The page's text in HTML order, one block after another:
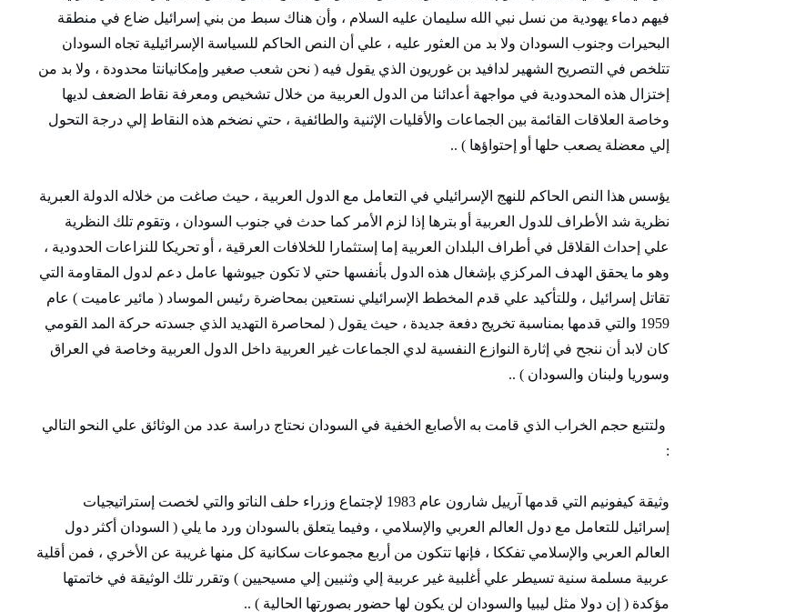
فيهم دماء يهودية من نسل نبي الله سليمان عليه السلام ، وأن هناك سبط من بني إسرائيل ضاع في منطقة
البحيرات وجنوب السودان ولا بد من العثور عليه ، علي أن النص الحاكم للسياسة الإسرائيلية تجاه السودان
تتلخص في التصريح الشهير لدافيد بن غوريون الذي يقول فيه ( نحن شعب صغير وإمكانيانتا محدودة ، ولا بد من
إختزال هذه المحدودية في مواجهة أعدائنا من الدول العربية من خلال تشخيص ومعرفة نقاط الضعف لديها
وخاصة العلاقات القائمة بين الجماعات والأقليات الإثنية والطائفية ، حتي نضخم هذه النقاط إلي درجة التحول
إلي معضلة يصعب حلها أو إحتواؤها ) ..
يؤسس هذا النص الحاكم للنهج الإسرائيلي في التعامل مع الدول العربية ، حيث صاغت من خلاله الدولة العبرية
نظرية شد الأطراف للدول العربية أو بترها إذا لزم الأمر كما حدث في جنوب السودان ، وتقوم تلك النظرية
علي إحداث القلاقل في أطراف البلدان العربية إما إستثمارا للخلافات العرقية ، أو تحريكا للنزاعات الحدودية ،
وهو ما يحقق الهدف المركزي بإشغال هذه الدول بأنفسها حتي لا تكون جيوشها عامل دعم لدول المقاومة التي
تقاتل إسرائيل ، وللتأكيد علي قدم المخطط الإسرائيلي نستعين بمحاضرة رئيس الموساد ( مائير عاميت ) عام
1959 والتي قدمها بمناسبة تخريج دفعة جديدة ، حيث يقول ( لمحاصرة التهديد الذي جسدته حركة المد القومي
كان لابد أن ننجح في إثارة النوازع النفسية لدي الجماعات غير العربية داخل الدول العربية وخاصة في العراق
وسوريا ولبنان والسودان ) ..
ولتتبع حجم الخراب الذي قامت به الأصابع الخفية في السودان نحتاج دراسة عدد من الوثائق علي النحو التالي
:
وثيقة كيفونيم التي قدمها آرييل شارون عام 1983 لإجتماع وزراء حلف الناتو والتي لخصت إستراتيجيات
إسرائيل للتعامل مع دول العالم العربي والإسلامي ، وفيما يتعلق بالسودان ورد ما يلي ( السودان أكثر دول
العالم العربي والإسلامي تفككا ، فإنها تتكون من أربع مجموعات سكانية كل منها غريبة عن الأخري ، فمن أقلية
عربية مسلمة سنية تسيطر علي أغلبية غير عربية إلي وثنيين إلي مسيحيين ) وتقرر تلك الوثيقة في خاتمتها
مؤكدة ( إن دولا مثل ليبيا والسودان لن يكون لها حضور بصورتها الحالية ) ..